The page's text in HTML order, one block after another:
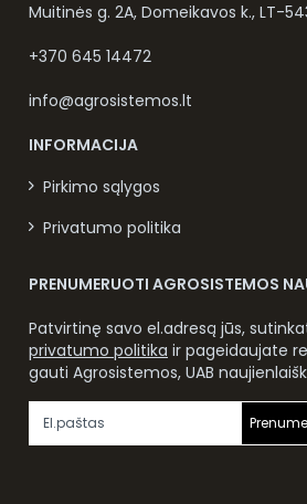
Muitinės g. 2A, Domeikavos k., LT-
+370 645 14472
info@agrosistemos.lt
INFORMACIJA
Pirkimo sąlygos
Privatumo politika
PRENUMERUOTI AGROSISTEMOS
Patvirtinę savo el.adresą jūs,
privatumo politika ir pageidaujate
gauti Agrosistemos, UAB